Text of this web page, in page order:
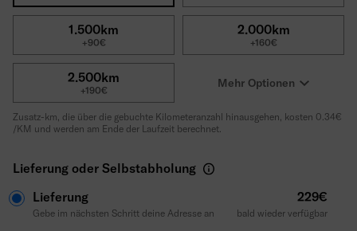
1.500km
+90€
2.000km
+160€
2.500km
+190€ Mehr Optionen
Zusatz-km, die über die gebuchte Kilometeranzahl hinausgehen, kosten 0.34€
/KM und werden am Ende der Laufzeit berechnet.
Lieferung oder Selbstabholung
Lieferung
Gebe im nächsten Schritt deine Adresse an
229€
bald wieder verfügbar